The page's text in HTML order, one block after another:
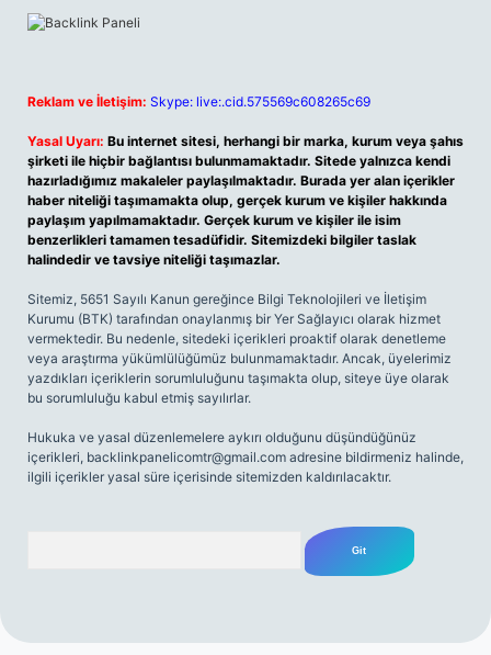
Reklam ve İletişim: Skype: live:.cid.575569c608265c69
Yasal Uyarı: Bu internet sitesi, herhangi bir marka, kurum veya şahıs
şirketi ile hiçbir bağlantısı bulunmamaktadır. Sitede yalnızca kendi
hazırladığımız makaleler paylaşılmaktadır. Burada yer alan içerikler
haber niteliği taşımamakta olup, gerçek kurum ve kişiler hakkında
paylaşım yapılmamaktadır. Gerçek kurum ve kişiler ile isim
benzerlikleri tamamen tesadüfidir. Sitemizdeki bilgiler taslak
halindedir ve tavsiye niteliği taşımazlar.
Sitemiz, 5651 Sayılı Kanun gereğince Bilgi Teknolojileri ve İletişim
Kurumu (BTK) tarafından onaylanmış bir Yer Sağlayıcı olarak hizmet
vermektedir. Bu nedenle, sitedeki içerikleri proaktif olarak denetleme
veya araştırma yükümlülüğümüz bulunmamaktadır. Ancak, üyelerimiz
yazdıkları içeriklerin sorumluluğunu taşımakta olup, siteye üye olarak
bu sorumluluğu kabul etmiş sayılırlar.
Hukuka ve yasal düzenlemelere aykırı olduğunu düşündüğünüz
içerikleri, backlinkpanelicomtr@gmail.com adresine bildirmeniz halinde,
ilgili içerikler yasal süre içerisinde sitemizden kaldırılacaktır.